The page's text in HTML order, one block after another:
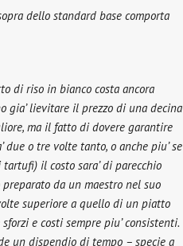
dello standard base comporta
di riso in bianco costa ancora
gia’ lievitare il prezzo di una decina
ma il fatto di dovere garantire
o tre volte tanto, o anche piu’ se
il costo sara’ di parecchio
preparato da un maestro nel suo
superiore a quello di un piatto
e costi sempre piu’ consistenti.
un dispendio di tempo – specie a